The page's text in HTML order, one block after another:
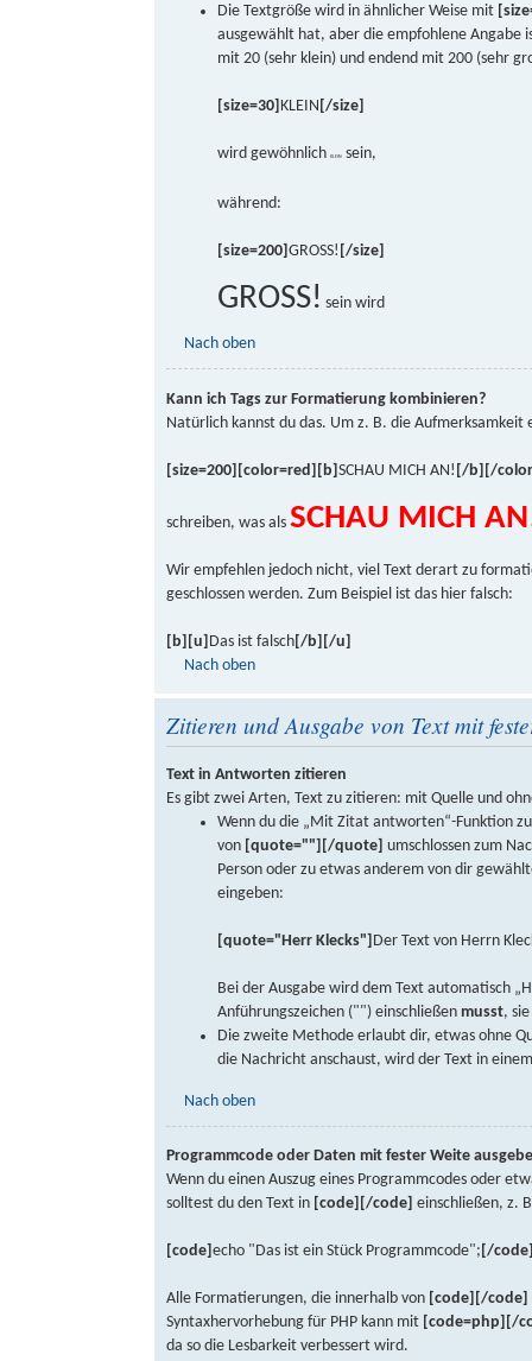
Die Textgröße wird in ähnlicher Weise mit
ausgewählt hat, aber die empfohlene Angabe
mit 20 (sehr klein) und endend mit 200 (sehr
[size=30] KLEIN [/size]
wird gewöhnlichKLEIN sein,
während:
[size=200]GROSS! [/size]
GROSS! sein wird
Nach oben
Kann ich Tags zur Formatierung kombinieren?
Natürlich kannst du das. Um z. B. die
[size=200][color=red][b] SCHAU MICH AN! [/b][/
schreiben, was als SCHAU MICH
Wir empfehlen jedoch nicht, viel Text derart zu
geschlossen werden. Zum Beispiel ist das hier falsch:
[b][u] Das ist falsch[/b][/u]
Nach oben
Zitieren und Ausgabe von Text mit
Text in Antworten zitieren
Es gibt zwei Arten, Text zu zitieren: mit Quelle und
Wenn du die „Mit Zitat antworten“-Funktion
von [quote=""][/quote] umschlossen zum
Person oder zu etwas anderem von dir
eingeben:
[quote="Herr Klecks"] Der Text von Herrn
Bei der Ausgabe wird dem Text automatisch
Anführungszeichen ("") einschließenmusst,
Die zweite Methode erlaubt dir, etwas ohne
die Nachricht anschaust, wird der Text in
Nach oben
Programmcode oder Daten mit fester Weite
Wenn du einen Auszug eines Programmcodes oder
solltest du den Text in [code][/code] einschließen, z.
[code] echo "Das ist ein Stück Programmcode"; [/
Alle Formatierungen, die innerhalb von [code][/code]
Syntaxhervorhebung für PHP kann mit [code=php][/
da so die Lesbarkeit verbessert wird.